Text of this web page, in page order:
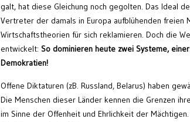
galt, hat diese Gleichung noch gegolten. Das Ideal
Vertreter der damals in Europa aufblühenden
Wirtschaftstheorien für sich reklamieren. Doch die
entwickelt: So dominieren heute zwei Systeme,
Demokratien!
Offene Diktaturen (zB. Russland, Belarus) haben
Die Menschen dieser Länder kennen die Grenzen
im Sinne der Offenheit und Ehrlichkeit der